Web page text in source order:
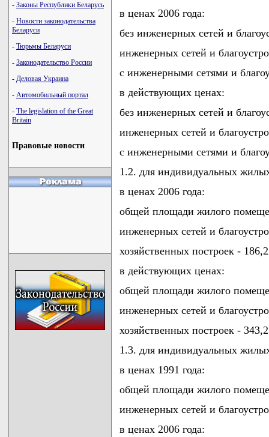
- Законы Республики Беларусь
- Новости законодательства
Беларуси
- Тюрьмы Беларуси
- Законодательство России
- Деловая Украина
- Автомобильный портал
- The legislation of the Great
Britain
Правовые новости
в ценах 2006 года:
без инженерных сетей и
инженерных сетей и
с инженерными сетями и
в действующих ценах:
без инженерных сетей и
инженерных сетей и
с инженерными сетями и
1.2. для индивидуальных
в ценах 2006 года:
общей площади жилого
инженерных сетей и
хозяйственных построек -
в действующих ценах:
общей площади жилого
инженерных сетей и
хозяйственных построек -
1.3. для индивидуальных
в ценах 1991 года:
общей площади жилого
инженерных сетей и
в ценах 2006 года: